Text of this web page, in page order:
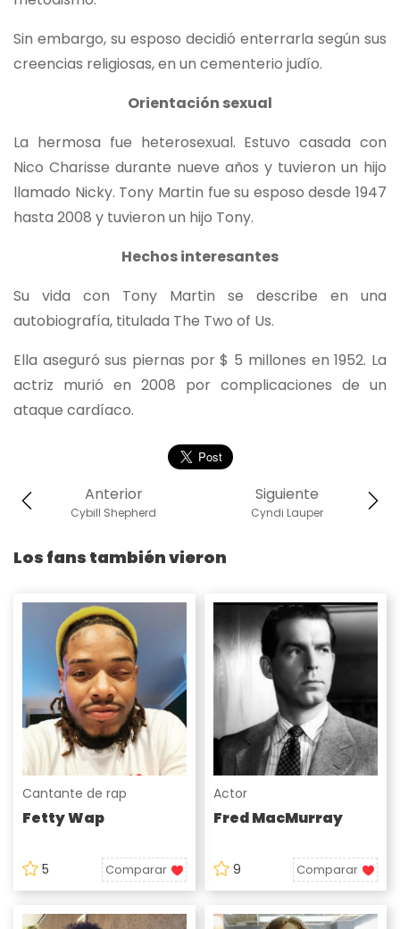
Sin embargo, su esposo decidió enterrarla según sus
creencias religiosas, en un cementerio judío.
Orientación sexual
La hermosa fue heterosexual. Estuvo casada con
Nico Charisse durante nueve años y tuvieron un hijo
llamado Nicky. Tony Martin fue su esposo desde 1947
hasta 2008 y tuvieron un hijo Tony.
Hechos interesantes
Su vida con Tony Martin se describe en una
autobiografía, titulada The Two of Us.
Ella aseguró sus piernas por $ 5 millones en 1952. La
actriz murió en 2008 por complicaciones de un
ataque cardíaco.
Siguiente
Cyndi Lauper
Anterior
Cybill Shepherd
Los fans también vieron
Cantante de rap
Fetty Wap
5 Comparar
Actor
Fred MacMurray
9 Comparar